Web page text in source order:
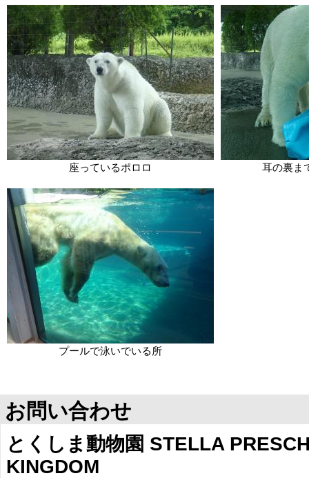
座っているポロロ 耳の裏ま
プールで泳いでいる所
お問い合わせ
とくしま動物園 STELLA
KINGDOM